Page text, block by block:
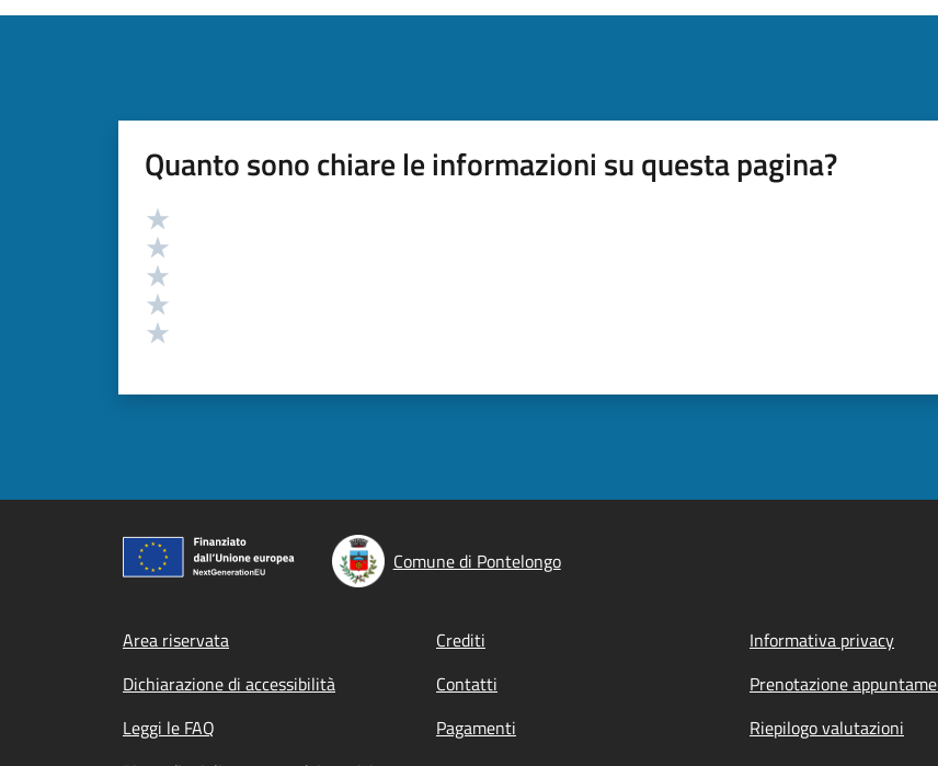
Quanto sono chiare le informazioni su questa pagina?
Valutazione
Comune di Pontelongo
Footer menu
Area riservata Crediti Informativa privacy
Dichiarazione di accessibilità
Contatti Prenotazione
Leggi le FAQ
Pagamenti Riepilogo valutazioni